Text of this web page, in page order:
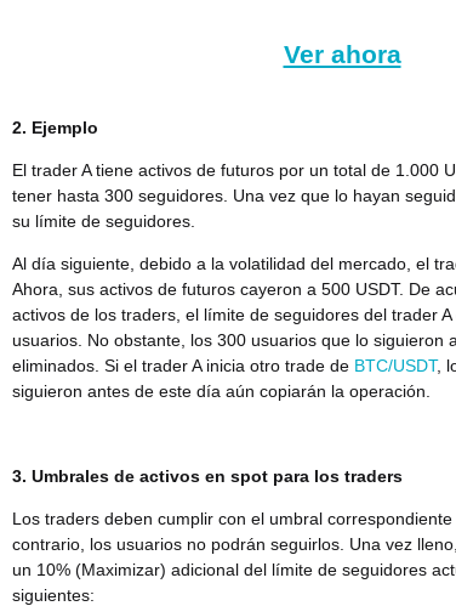
Ver ahora
2. Ejemplo
El trader A tiene activos de futuros por un total de 1.000
tener hasta 300 seguidores. Una vez que lo hayan
su límite de seguidores.
Al día siguiente, debido a la volatilidad del mercado, el
Ahora, sus activos de futuros cayeron a 500 USDT. De
activos de los traders, el límite de seguidores del trader
usuarios. No obstante, los 300 usuarios que lo siguieron
eliminados. Si el trader A inicia otro trade de BTC/USDT,
siguieron antes de este día aún copiarán la operación.
3. Umbrales de activos en spot para los traders
Los traders deben cumplir con el umbral
contrario, los usuarios no podrán seguirlos. Una vez
un 10% (Maximizar) adicional del límite de seguidores
siguientes: